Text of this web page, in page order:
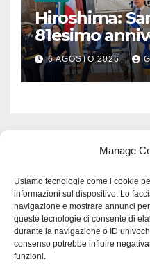
Manage
Usiamo tecnologie come i cookie
informazioni sul dispositivo. Lo
navigazione e mostrare annunci
queste tecnologie ci consente di
durante la navigazione o ID
consenso potrebbe influire
funzioni.
Hiroshima:
81esimo
monito per
6 AGOSTO 2026